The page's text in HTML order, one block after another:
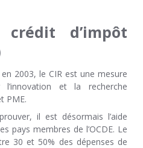
d’impôt
2003, le CIR est une mesure
et la recherche
PME.
il est désormais l’aide
pays membres de l’OCDE. Le
30 et 50% des dépenses de